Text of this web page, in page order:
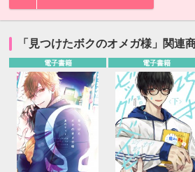
「見つけたボクのオメガ様」関連
電子書籍 電子書籍